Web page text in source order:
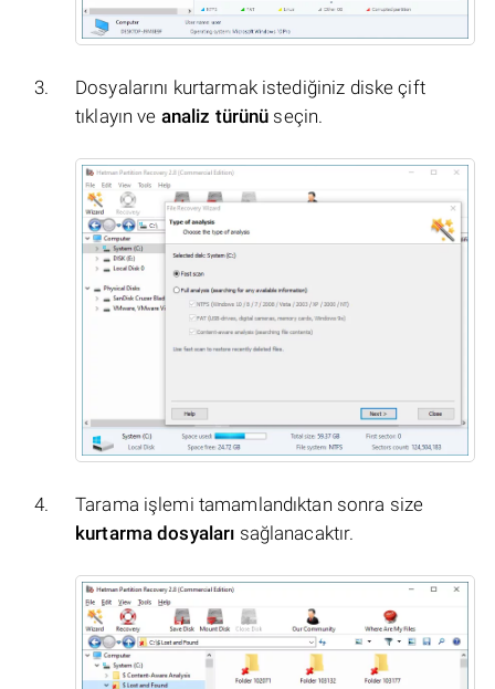
Dosyalarını kurtarmak istediğiniz diske çift
tıklayın ve analiz türünü seçin.
Tarama işlemi tamamlandıktan sonra size
kurtarma dosyaları sağlanacaktır.